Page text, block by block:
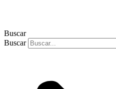
Buscar
Buscar